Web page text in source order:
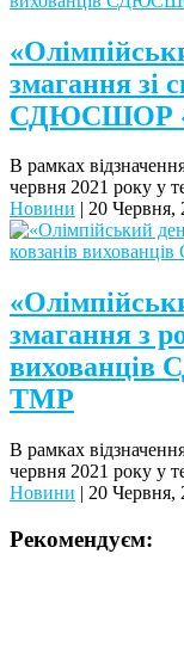
змагання зі
СДЮСШОР
В рамках
червня 2021 року у
Новини | 20 Червня,
змагання з
ТМР
В рамках
червня 2021 року у
Новини | 20 Червня,
Рекомендуєм: